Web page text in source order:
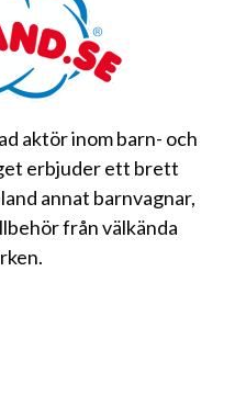
aktör inom barn- och
erbjuder ett brett
annat barnvagnar,
från välkända